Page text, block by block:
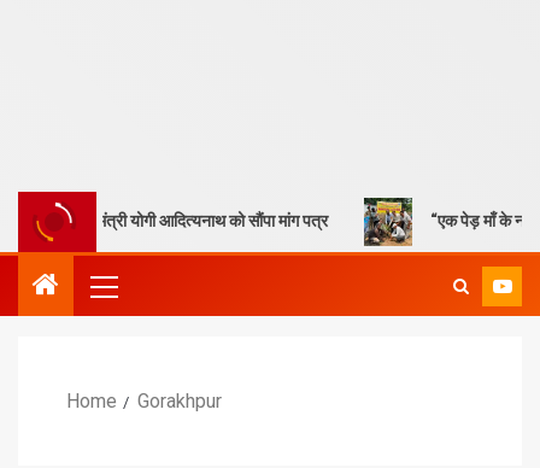
आदित्यनाथ को सौंपा मांग पत्र “एक पेड़ माँ के नाम” – सेण्ट ऐण्ड्रयूज
Home Gorakhpur